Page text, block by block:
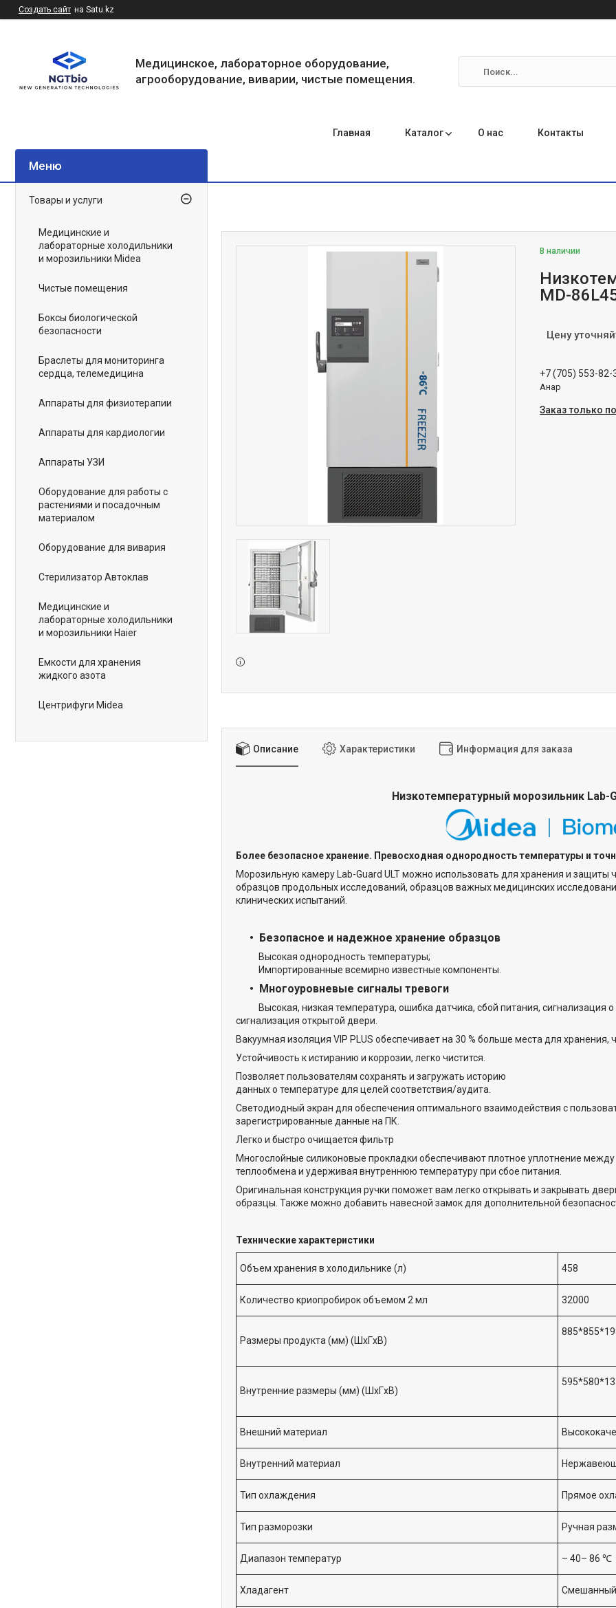
Создать сайт на Satu.kz
Медицинское, лабораторное оборудование,
агрооборудование, виварии, чистые помещения.
Главная Каталог О нас Контакты
В наличии
MD-
Цену
+7 (705) 553-82-
Анар
Заказ только
Описание Характеристики Информация для заказа
Низкотемпературный морозильник Lab-
Более безопасное хранение. Превосходная однородность температуры и
Морозильную камеру Lab-Guard ULT можно использовать для хранения и защиты
образцов продольных исследований, образцов важных медицинских
клинических испытаний.
Безопасное и надежное хранение образцов
Высокая однородность температуры;
Импортированные всемирно известные компоненты.
Многоуровневые сигналы тревоги
Высокая, низкая температура, ошибка датчика, сбой питания,
сигнализация открытой двери.
Вакуумная изоляция VIP PLUS обеспечивает на 30 % больше места для
Устойчивость к истиранию и коррозии, легко чистится.
Позволяет пользователям сохранять и загружать историю
данных о температуре для целей соответствия/аудита.
Светодиодный экран для обеспечения оптимального взаимодействия с
зарегистрированные данные на ПК.
Легко и быстро очищается фильтр
Многослойные силиконовые прокладки обеспечивают плотное уплотнение
теплообмена и удерживая внутреннюю температуру при сбое питания.
Оригинальная конструкция ручки поможет вам легко открывать и закрывать
образцы. Также можно добавить навесной замок для дополнительной
Технические характеристики
Объем хранения в холодильнике (л) 458
Количество криопробирок объемом 2 мл 32000
Размеры продукта (мм) (ШxГxВ)
Внутренние размеры (мм) (ШxГxВ)
Внешний материал
Внутренний материал
Тип охлаждения Прямое
Тип разморозки Ручная
Диапазон температур – 40– 86 ℃
Хладагент Смешанный
Товары и услуги
Медицинские и
лабораторные холодильники
и морозильники Midea
Чистые помещения
Боксы биологической
безопасности
Браслеты для мониторинга
сердца, телемедицина
Аппараты для физиотерапии
Аппараты для кардиологии
Аппараты УЗИ
Оборудование для работы с
растениями и посадочным
материалом
Оборудование для вивария
Стерилизатор Автоклав
Медицинские и
лабораторные холодильники
и морозильники Haier
Емкости для хранения
жидкого азота
Центрифуги Midea